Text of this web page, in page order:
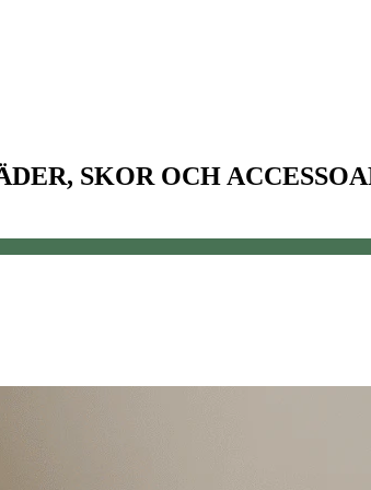
SKOR OCH